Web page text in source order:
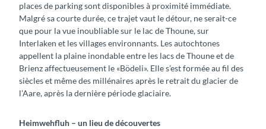
places de parking sont disponibles à proximité immédiate.
Malgré sa courte durée, ce trajet vaut le détour, ne serait-ce
que pour la vue inoubliable sur le lac de Thoune, sur
Interlaken et les villages environnants. Les autochtones
appellent la plaine inondable entre les lacs de Thoune et de
Brienz affectueusement le «Bödeli». Elle s’est formée au fil des
siècles et même des millénaires après le retrait du glacier de
l’Aare, après la dernière période glaciaire.
Heimwehfluh – un lieu de découvertes